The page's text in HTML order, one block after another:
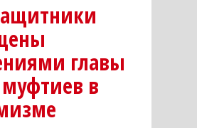
главы
муфтиев в